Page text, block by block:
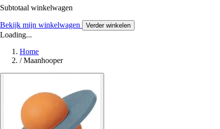
Subtotaal winkelwagen
Bekijk mijn winkelwagen Verder winkelen
Loading...
Home
/ Maanhooper